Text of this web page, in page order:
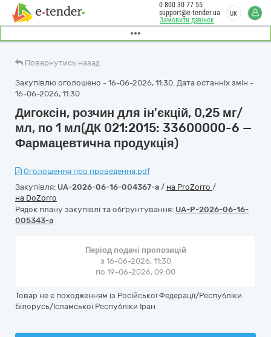
Замовити дзвінок
0 800 30 77 55
support@e-tender.ua
UK
Повернутись назад
Закупівлю оголошено - 16-06-2026, 11:30. Дата останніх змін -
16-06-2026, 11:30
Дигоксін, розчин для ін'єкцій, 0,25 мг/
мл, по 1 мл(ДК 021:2015: 33600000-6 —
Фармацевтична продукція)
Оголошення про проведення.pdf
Закупівля: UA-2026-06-16-004367-a / на ProZorro /
на DoZorro
Рядок плану закупівлі та обґрунтування: UA-P-2026-06-16-
005343-a
Період подачі пропозицій
з 16-06-2026, 11:30
по 19-06-2026, 09:00
Товар не є походженням із Російської Федерації/Республіки
Білорусь/Ісламської Республіки Іран